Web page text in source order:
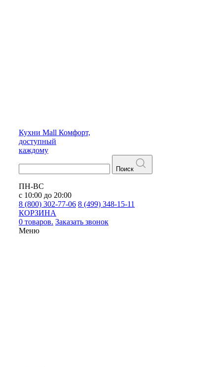
Кухни Mall Комфорт,
доступный
каждому
Поиск
ПН-ВС
с 10:00 до 20:00
8 (800) 302-77-06 8 (499) 348-15-11
КОРЗИНА
0 товаров. Заказать звонок
Меню